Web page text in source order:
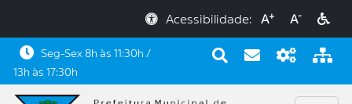
Acessibilidade: A+ A-
Seg-Sex 8h às 11:30h /
13h às 17:30h